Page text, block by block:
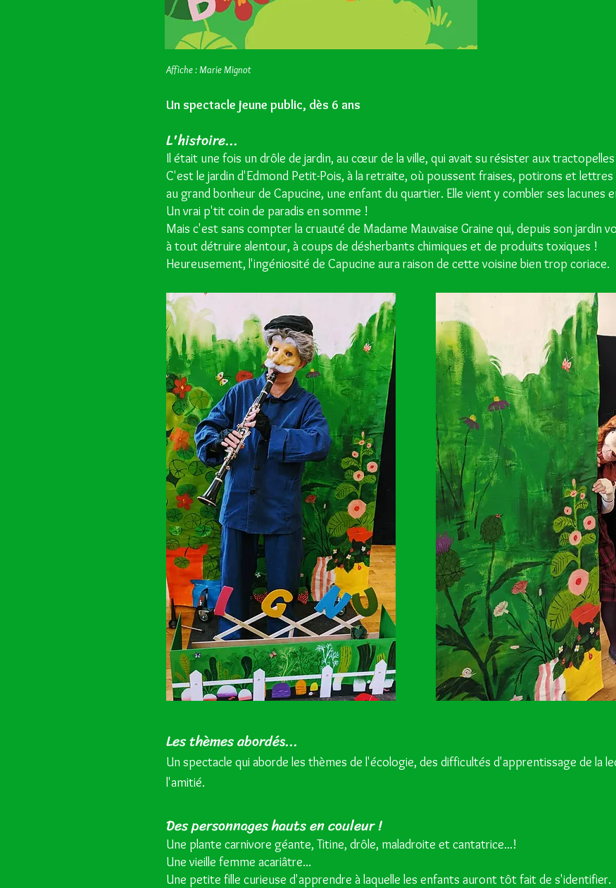
Affiche : Marie Mignot
Un spectacle jeune public, dès 6 ans
L'histoire...
Il était une fois un drôle de jardin, au cœur de la ville, qui avait su résister aux
C'est le jardin d'Edmond Petit-Pois, à la retraite, où poussent fraises, potirons et lettres
au grand bonheur de Capucine, une enfant du quartier. Elle vient y combler ses lacunes
Un vrai p'tit coin de paradis en somme !
Mais c'est sans compter la cruauté de Madame Mauvaise Graine qui, depuis son jardin
à tout détruire alentour, à coups de désherbants chimiques et de produits toxiques !
Heureusement, l'ingéniosité de Capucine aura raison de cette voisine bien trop coriace.
Les thèmes abordés...
Un spectacle qui aborde les thèmes de l'écologie, des difficultés d'apprentissage de la
l'amitié.
Des personnages hauts en couleur !
Une plante carnivore géante, Titine, drôle, maladroite et cantatrice...!
Une vieille femme acariâtre...
Une petite fille curieuse d'apprendre à laquelle les enfants auront tôt fait de s'identifier.